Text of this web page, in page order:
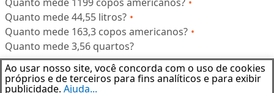
r
a
Quanto mede 1199 copos americanos?
Quanto mede 44,55 litros?
Quanto mede 163,3 copos americanos?
Quanto mede 3,56 quartos?
Aviso Legal
Este software de aplicação foi desenvolvido apenas para fins
Ao usar nosso site, você concorda com o uso de cookies
próprios e de terceiros para fins analíticos e para exibir
publicidade. Ajuda...